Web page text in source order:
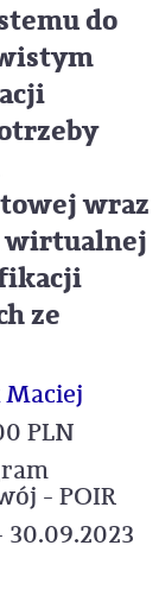
do
wraz
wirtualnej
ze
Maciej
PLN
- POIR
30.09.2023